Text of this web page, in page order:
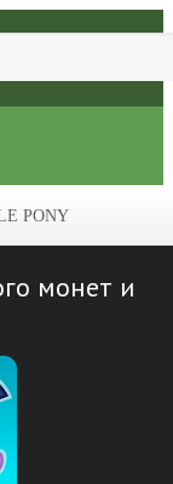
PONY
монет и